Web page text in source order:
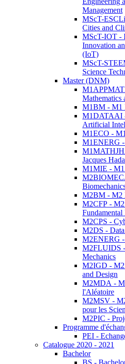
Management
MScT-
Cities and
MScT-IOT -
Innovation
(IoT)
MScT-
Science
Master (DNM)
Mathematics
M1BM - M1
M1DATAAI
Artificial
M1ECO -
M1ENERG -
Jacques
M1MIE - M1
M2BM - M2
M2CFP - M2
Fundamental
M2CPS -
M2DS - Data
M2ENERG -
M2FLUIDS
Mechanics
M2IGD - M2
and Design
M2MDA -
l'Aléatoire
M2MSV -
pour les
M2PIC -
Programme
PEI -
Catalogue 2020 - 2021
Bachelor
BS -